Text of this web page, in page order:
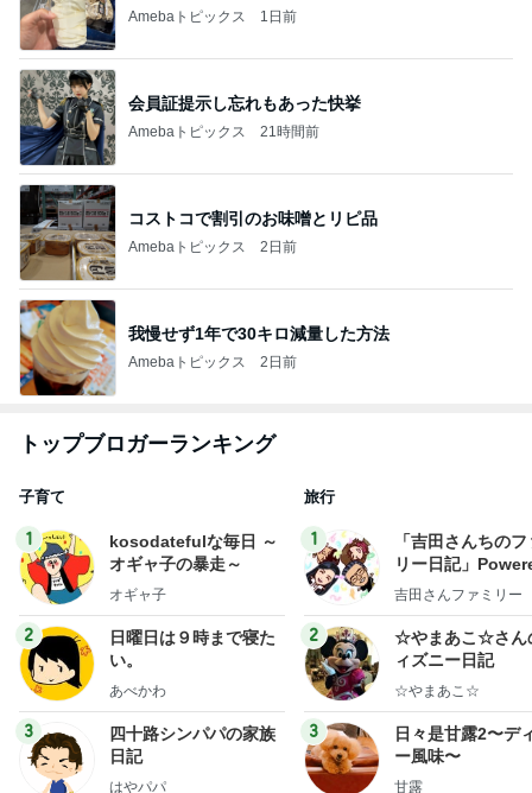
Amebaトピックス 1日前
会員証提示し忘れもあった快挙
Amebaトピックス 21時間前
コストコで割引のお味噌とリピ品
Amebaトピックス 2日前
我慢せず1年で30キロ減量した方法
Amebaトピックス 2日前
トップブロガーランキング
子育て
1
kosodatefulな毎日 ～
オギャ子の暴走～
オギャ子
2
日曜日は９時まで寝た
い。
あべかわ
3
四十路シンパパの家族
日記
はやパパ
旅行
1
「吉田さんちの
リー日記」
y Ameba 吉田さ
ログ
吉田さんファミリー
2
☆やまあこ☆さん
ィズニー日記
☆やまあこ☆
3
日々是甘露2〜デ
ー風味〜
甘露